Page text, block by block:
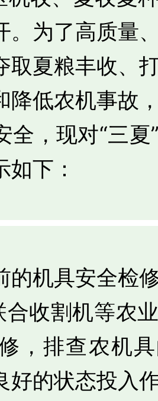
。为了高质量
取夏粮丰收、
降低农机事故
全，现对“三夏
下：
的机具安全检
合收割机等农
，排查农机
的状态投入作